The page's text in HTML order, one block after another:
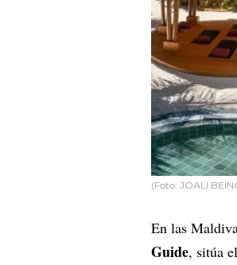
(Foto: JOALI
En las
Guide, sitúa el